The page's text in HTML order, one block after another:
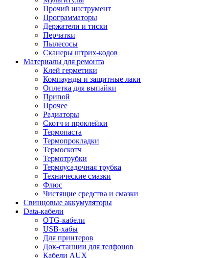
Прочий инструмент
Программаторы
Держатели и тиски
Перчатки
Пылесосы
Сканеры штрих-кодов
Материалы для ремонта
Клей герметики
Компаунды и защитные лаки
Оплетка для выпайки
Припой
Прочее
Радиаторы
Скотч и проклейки
Термопаста
Термопрокладки
Термоскотч
Термотрубки
Термоусадочная трубка
Технические смазки
Флюс
Чистящие средства и смазки
Свинцовые аккумуляторы
Data-кабели
OTG-кабели
USB-хабы
Для принтеров
Док-станции для телфонов
Кабели AUX